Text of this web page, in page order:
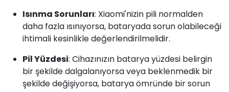
Isınma Sorunları: Xiaomi'nizin pili normalden
daha fazla ısınıyorsa, bataryada sorun olabileceği
ihtimali kesinlikle değerlendirilmelidir.
Pil Yüzdesi: Cihazınızın batarya yüzdesi belirgin
bir şekilde dalgalanıyorsa veya beklenmedik bir
şekilde değişiyorsa, batarya ömründe bir sorun